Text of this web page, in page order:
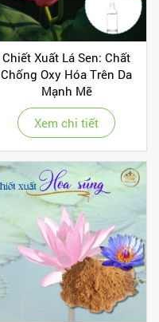
Chiết Xuất Lá Sen: Chất
Chống Oxy Hóa Trên Da
Mạnh Mẽ
Xem chi tiết